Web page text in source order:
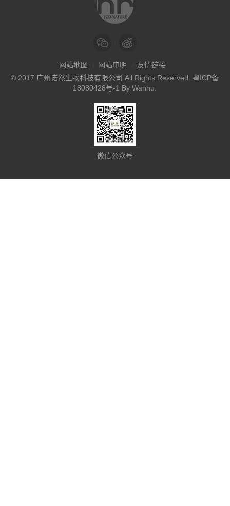
网站地图 网站申明
友情链接
© 2017 广州诺然生物科技有限公司 All Rights Reserved. 粤ICP备
18080428号-1 ByWanhu
微信公众号